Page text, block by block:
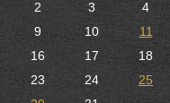
2 3 4
9
10 11
16
17 18
23
24 25